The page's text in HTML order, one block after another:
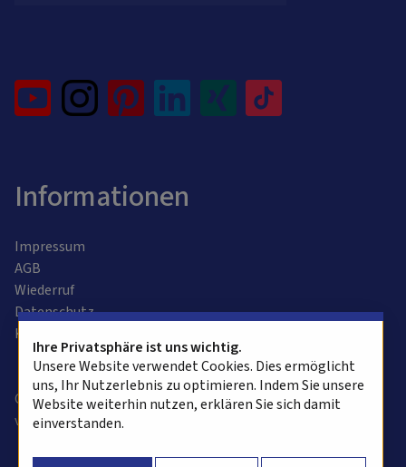
Informationen
Impressum
AGB
Wiederruf
Datenschutz
Kontaktformular
Copyright © 2025 alvasys automation ag. Alle Rechte
vorbehalten.
Ihre Privatsphäre ist uns wichtig.
Unsere Website verwendet Cookies. Dies ermöglicht
uns, Ihr Nutzerlebnis zu optimieren. Indem Sie unsere
Website weiterhin nutzen, erklären Sie sich damit
einverstanden.